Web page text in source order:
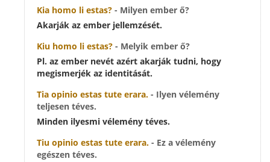
Kia homo li estas? - Milyen ember ő?
Akarják az ember jellemzését.
Kiu homo li estas? - Melyik ember ő?
Pl. az ember nevét azért akarják tudni, hogy
megismerjék az identitását.
Tia opinio estas tute erara. - Ilyen vélemény
teljesen téves.
Minden ilyesmi vélemény téves.
Tiu opinio estas tute erara. - Ez a vélemény
egészen téves.